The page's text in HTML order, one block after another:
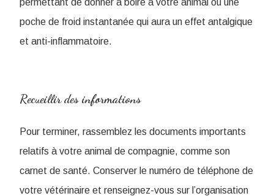
poche de froid instantanée qui aura un effet antalgique
et anti-inflammatoire.
Recueillir des informations
Pour terminer, rassemblez les documents importants
relatifs à votre animal de compagnie, comme son
carnet de santé. Conserver le numéro de téléphone de
votre vétérinaire et renseignez-vous sur l’organisation